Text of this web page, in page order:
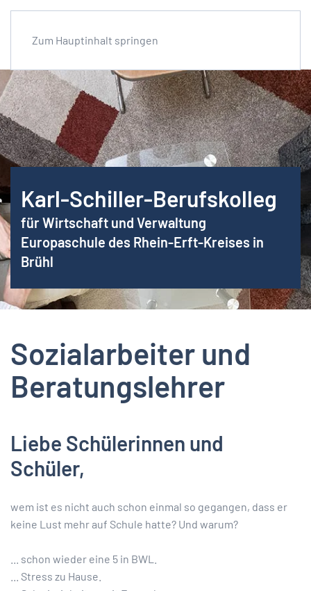
Zum Hauptinhalt springen
Karl-Schiller-Berufskolleg
für Wirtschaft und Verwaltung
Europaschule des Rhein-Erft-Kreises in
Brühl
Sozialarbeiter und
Beratungslehrer
Liebe Schülerinnen und
Schüler,
wem ist es nicht auch schon einmal so gegangen, dass er
keine Lust mehr auf Schule hatte? Und warum?
... schon wieder eine 5 in BWL.
... Stress zu Hause.